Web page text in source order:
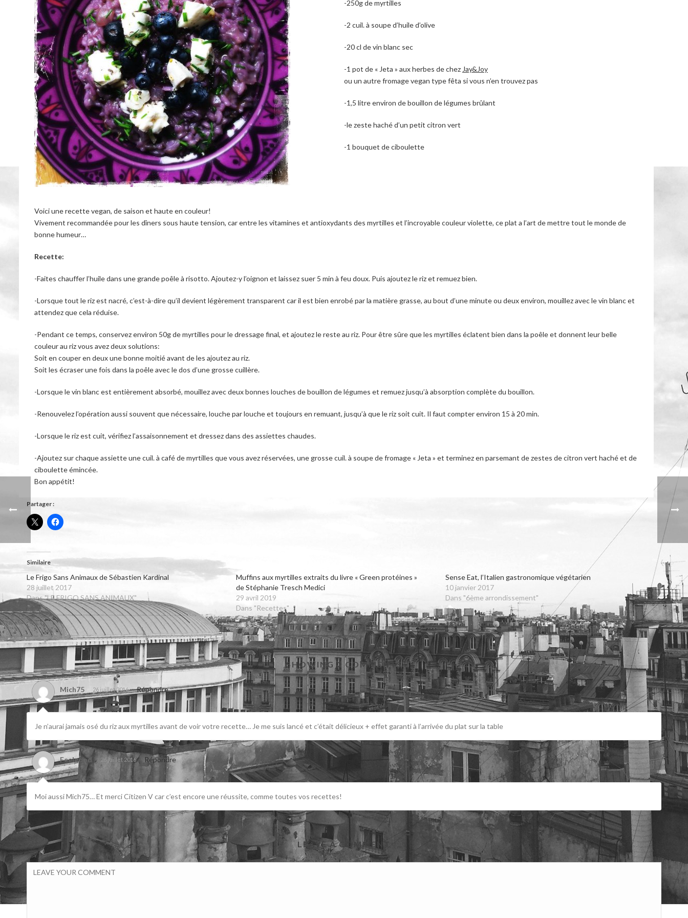
-250g de myrtilles
-2 cuil. à soupe d’huile d’olive
-20 cl de vin blanc sec
-1 pot de « Jeta » aux herbes de chez Jay&Joy
ou un autre fromage vegan type fêta si vous n’en trouvez pas
-1,5 litre environ de bouillon de légumes brûlant
-le zeste haché d’un petit citron vert
-1 bouquet de ciboulette
Voici une recette vegan, de saison et haute en couleur!
Vivement recommandée pour les dîners sous haute tension, car entre les vitamines et antioxydants des myrtilles et l’incroyable couleur violette, ce plat a l’art de mettre tout le monde de
bonne humeur…
Recette:
-Faites chauffer l’huile dans une grande poêle à risotto. Ajoutez-y l’oignon et laissez suer 5 min à feu doux. Puis ajoutez le riz et remuez bien.
-Lorsque tout le riz est nacré, c’est-à-dire qu’il devient légèrement transparent car il est bien enrobé par la matière grasse, au bout d’une minute ou deux environ, mouillez avec le vin blanc et
attendez que cela réduise.
-Pendant ce temps, conservez environ 50g de myrtilles pour le dressage final, et ajoutez le reste au riz. Pour être sûre que les myrtilles éclatent bien dans la poêle et donnent leur belle
couleur au riz vous avez deux solutions:
Soit en couper en deux une bonne moitié avant de les ajoutez au riz.
Soit les écraser une fois dans la poêle avec le dos d’une grosse cuillère.
-Lorsque le vin blanc est entièrement absorbé, mouillez avec deux bonnes louches de bouillon de légumes et remuez jusqu’à absorption complète du bouillon.
-Renouvelez l’opération aussi souvent que nécessaire, louche par louche et toujours en remuant, jusqu’à que le riz soit cuit. Il faut compter environ 15 à 20 min.
-Lorsque le riz est cuit, vérifiez l’assaisonnement et dressez dans des assiettes chaudes.
-Ajoutez sur chaque assiette une cuil. à café de myrtilles que vous avez réservées, une grosse cuil. à soupe de fromage « Jeta » et terminez en parsemant de zestes de citron vert haché et de
ciboulette émincée.
Bon appétit!
Partager :
Similaire
Le Frigo Sans Animaux de Sébastien Kardinal
28 juillet 2017
Dans "LE FRIGO SANS ANIMAUX"
Muffins aux myrtilles extraits du livre « Green protéines »
de Stéphanie Tresch Medici
29 avril 2019
Dans "Recettes"
Sense Eat, l’Italien gastronomique végétarien
10 janvier 2017
Dans "6ème arrondissement"
SHOWING 2 COMMENTS
Mich75 26 juillet 2016 Répondre
Je n’aurai jamais osé du riz aux myrtilles avant de voir votre recette… Je me suis lancé et c’était délicieux + effet garanti à l’arrivée du plat sur la table
Feelgood 26 juillet 2016 Répondre
Moi aussi Mich75… Et merci Citizen V car c’est encore une réussite, comme toutes vos recettes!
LEAVE A COMMENT